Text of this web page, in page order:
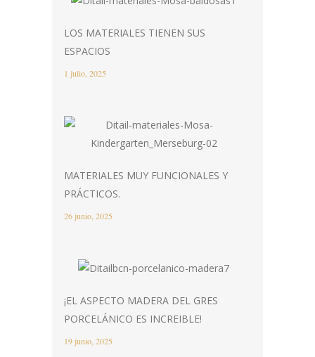
LOS MATERIALES TIENEN SUS
ESPACIOS
1 julio, 2025
MATERIALES MUY FUNCIONALES Y
PRÁCTICOS.
26 junio, 2025
¡EL ASPECTO MADERA DEL GRES
PORCELÁNICO ES INCREIBLE!
19 junio, 2025